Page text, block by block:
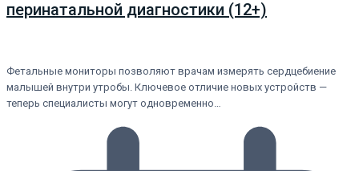
перинатальной диагностики (12+)
Фетальные мониторы позволяют врачам измерять сердцебиение
малышей внутри утробы. Ключевое отличие новых устройств —
теперь специалисты могут одновременно…